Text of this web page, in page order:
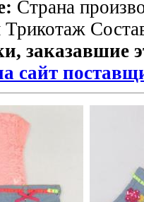
Страна
Трикотаж
заказавшие
сайт